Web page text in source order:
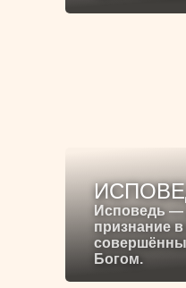
Исповедь —
признание
Богом.